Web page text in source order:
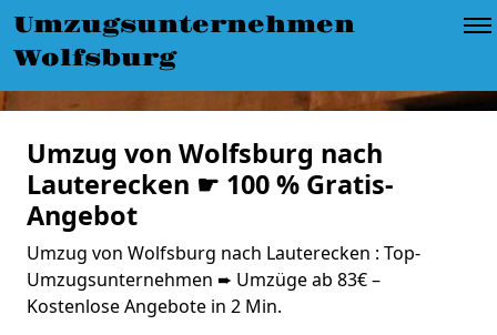
Umzugsunternehmen
Wolfsburg
Umzug von Wolfsburg nach
Lauterecken ☛ 100 % Gratis-
Angebot
Umzug von Wolfsburg nach Lauterecken : Top-
Umzugsunternehmen ➨ Umzüge ab 83€ –
Kostenlose Angebote in 2 Min.